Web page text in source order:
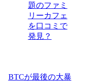
題のファミ
リーカフェ
を口コミで
発見？
BTCが最後の大暴